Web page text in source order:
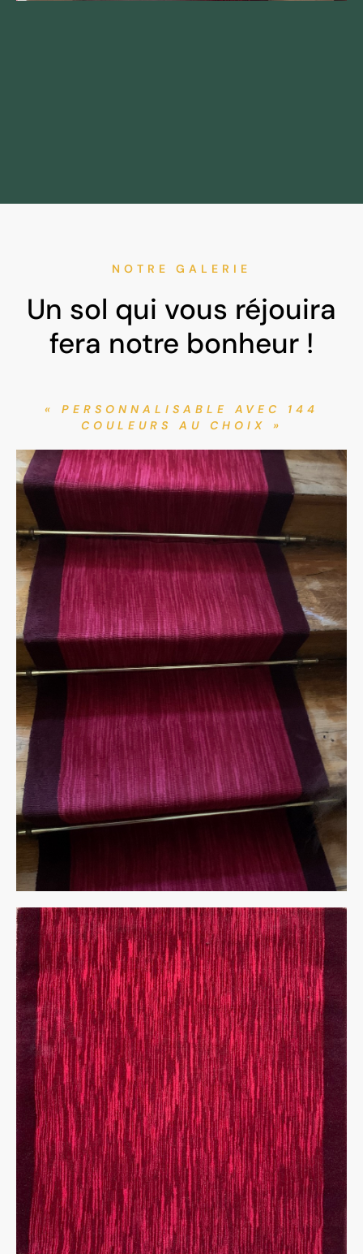
NOTRE GALERIE
Un sol qui vous réjouira
fera notre bonheur !
« PERSONNALISABLE AVEC 144
COULEURS AU CHOIX »